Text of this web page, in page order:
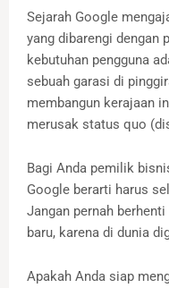
Sejarah Google
yang dibarengi dengan
kebutuhan pengguna
sebuah garasi di
membangun kerajaan
merusak status quo
Bagi Anda pemilik
Google berarti harus
Jangan pernah
baru, karena di dunia
Apakah Anda siap